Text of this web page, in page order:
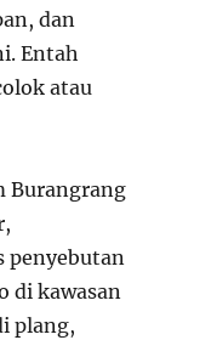
dan
Entah
atau
Burangrang
penyebutan
di kawasan
plang,